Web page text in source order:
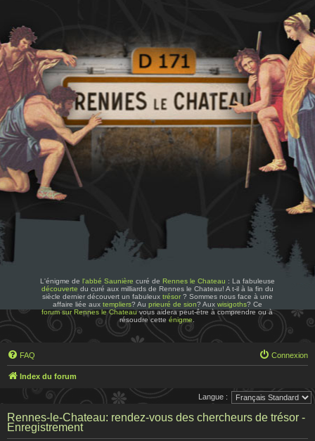
L'énigme de l'abbé Saunière curé de Rennes le Chateau : La fabuleuse
découverte du curé aux milliards de Rennes le Chateau! A t-il à la fin du
siècle dernier découvert un fabuleux trésor? Sommes nous face à une
affaire liée aux templiers? Au prieuré de sion? Aux wisigoths? Ce
forum sur Rennes le Chateauvous aidera peut-être à comprendre ou à
résoudre cetteénigme
FAQ Connexion
Index du forum
Langue :
Rennes-le-Chateau: rendez-vous des chercheurs de trésor -
Enregistrement